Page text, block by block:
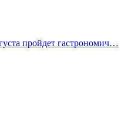
пройдет гастрономич…